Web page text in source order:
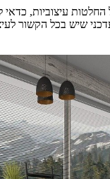
עיצוביות,
שיש בכל הקשור